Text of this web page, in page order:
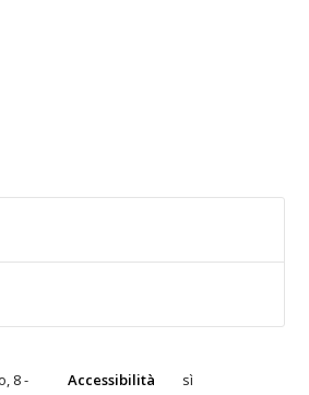
8 -
Accessibilità sì